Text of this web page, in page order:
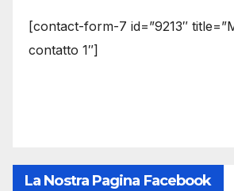
[contact-form-7 id=”9213″
contatto 1″]
La Nostra Pagina Facebook